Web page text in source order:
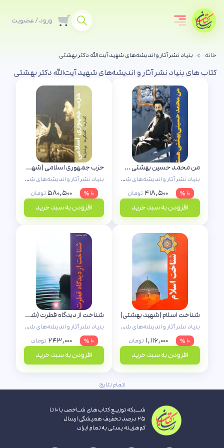
ورود / عضویت
خانه بنیاد نشر آثار و اندیشه‌های شهید آیت‌الله دکتر بهشتی
کتاب های بنیاد نشر آثار و اندیشه‌های شهید آیت‌الله دکتر بهشتی
من محمد حسین بهشتی هستم (شهید بهشتی)
بنیاد نشر آثار و اندیشه‌های شهید آیت‌الله دکتر بهشتی
۱۰ %
۴۱۸,۵۰۰ تومان
افزودن به سبد خرید
حزب جمهوری اسلامی (شهید بهشتی)
بنیاد نشر آثار و اندیشه‌های شهید آیت‌الله دکتر بهشتی
۱۰ %
۵۸۰,۵۰۰ تومان
افزودن به سبد خرید
شناخت اسلام (شهید بهشتی)
بنیاد نشر آثار و اندیشه‌های شهید آیت‌الله دکتر بهشتی
۱۰ %
۱,۱۱۶,۰۰۰ تومان
افزودن به سبد خرید
شناخت از دیدگاه فطرت (شهید بهشتی)
بنیاد نشر آثار و اندیشه‌های شهید آیت‌الله دکتر بهشتی
۱۰ %
۲۴۳,۰۰۰ تومان
افزودن به سبد خرید
اتمام نتایج
شــبکه توزیـع کتاب‌های شـاخص با ۱۰ تا
۲۵ درصد تخفیف همیشگی ارسال
کم‌هزینه پستی به تمام ایران